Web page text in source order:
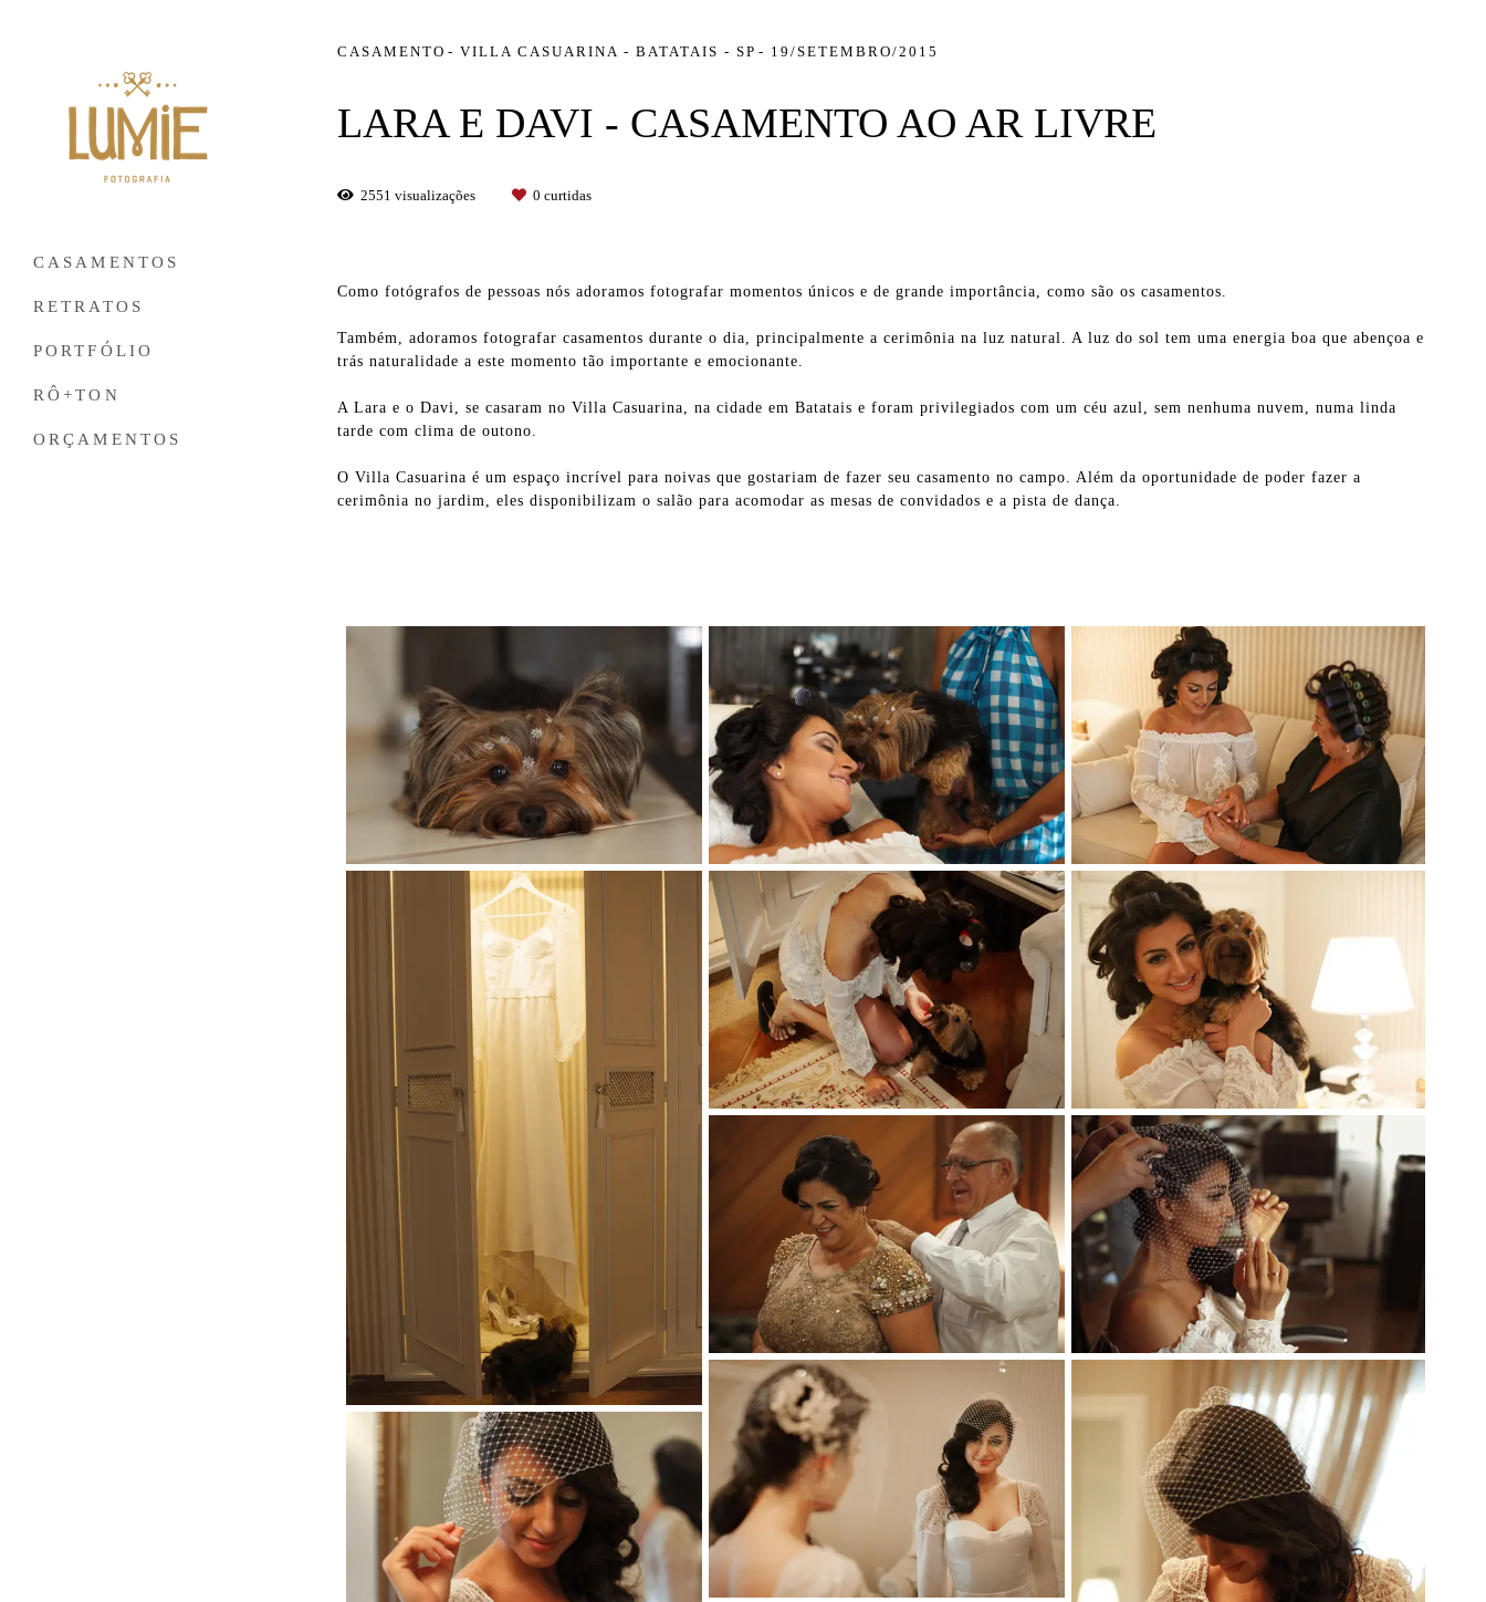
CASAMENTOS
RETRATOS
PORTFÓLIO
RÔ+TON
ORÇAMENTOS
CASAMENTO VILLA CASUARINA - BATATAIS - SP 19/SETEMBRO/2015
LARA E DAVI - CASAMENTO AO AR LIVRE
2551 visualizações 0 curtidas
Como fotógrafos de pessoas nós adoramos fotografar momentos únicos e de grande importância, como são os casamentos.
Também, adoramos fotografar casamentos durante o dia, principalmente a cerimônia na luz natural. A luz do sol tem uma energia boa que abençoa e
trás naturalidade a este momento tão importante e emocionante.
A Lara e o Davi, se casaram no Villa Casuarina, na cidade em Batatais e foram privilegiados com um céu azul, sem nenhuma nuvem, numa linda
tarde com clima de outono.
O Villa Casuarina é um espaço incrível para noivas que gostariam de fazer seu casamento no campo. Além da oportunidade de poder fazer a
cerimônia no jardim, eles disponibilizam o salão para acomodar as mesas de convidados e a pista de dança.